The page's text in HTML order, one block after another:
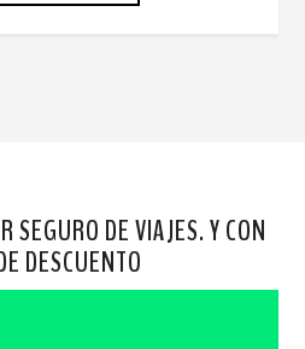
SEGURO DE VIAJES. Y CON
DESCUENTO